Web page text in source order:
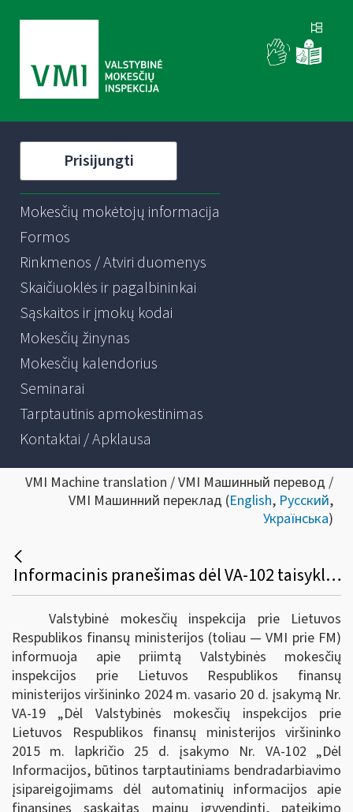
Prisijungti
Mokesčių mokėtojų informacija
Formos
Rinkmenos / Atviri duomenys
Skaičiuoklės ir pagalbininkai
Sąskaitos ir įmokų kodai
Mokesčių žinynas
Mokesčių kalendorius
Seminarai
Tarptautinis apmokestinimas
Kontaktai / Apklausa
VMI Machine translation / VMI Машинный перевод /
VMI Машинний переклад (English, Русский,
Українська)
Informacinis pranešimas dėl VA-102 taisyklių pakeitimo
Valstybinė mokesčių inspekcija prie Lietuvos
Respublikos finansų ministerijos (toliau ― VMI prie FM)
informuoja apie priimtą Valstybinės mokesčių
inspekcijos prie Lietuvos Respublikos finansų
ministerijos viršininko 2024 m. vasario 20 d. įsakymą Nr.
VA-19 „Dėl Valstybinės mokesčių inspekcijos prie
Lietuvos Respublikos finansų ministerijos viršininko
2015 m. lapkričio 25 d. įsakymo Nr. VA-102 „Dėl
Informacijos, būtinos tarptautiniams bendradarbiavimo
įsipareigojimams dėl automatinių informacijos apie
finansines sąskaitas mainų įgyvendinti, pateikimo